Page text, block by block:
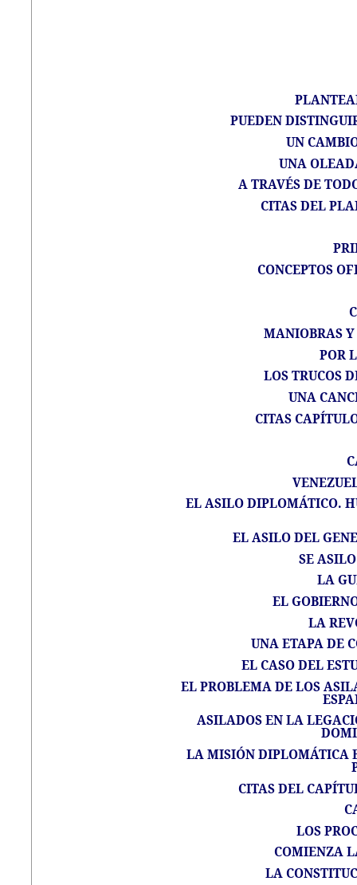
PUEDEN
UN
UNA
A TRAVÉS DE
CITAS DEL
CONCEPTOS
MANIOBRAS
POR
LOS TRUCOS
UNA
CITAS
EL ASILO DIPLOMÁTICO.
EL ASILO DEL
SE
LA
EL
LA
UNA ETAPA DE
EL CASO DEL
EL PROBLEMA DE LOS
ASILADOS EN LA
LA MISIÓN DIPLOMÁTICA
CITAS DEL
LOS
COMIENZA
LA